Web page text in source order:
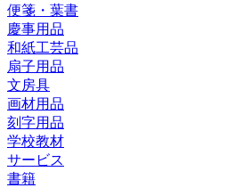
便箋・葉書
慶事用品
和紙工芸品
扇子用品
文房具
画材用品
刻字用品
学校教材
サービス
書籍